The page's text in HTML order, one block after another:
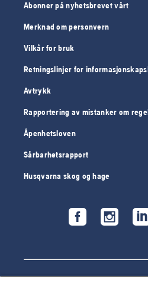
Abonner på nyhetsbrevet vårt
Merknad om personvern
Vilkår for bruk
Retningslinjer for
Avtrykk
Rapportering av mistanker om
Åpenhetsloven
Sårbarhetsrapport
Husqvarna skog og hage